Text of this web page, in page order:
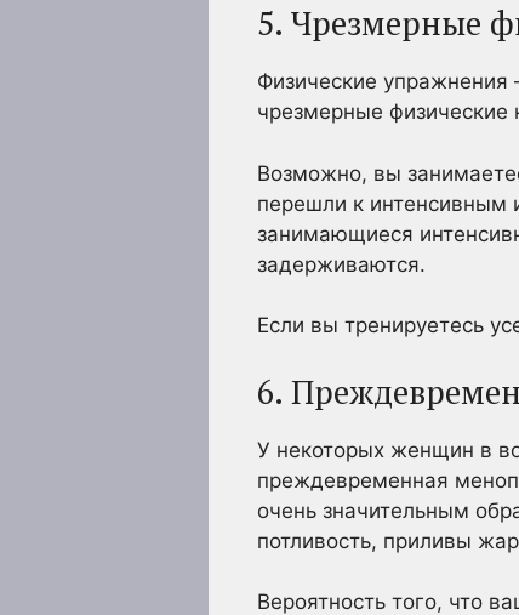
5. Чрезмерные
Физические упражнения
чрезмерные физические
Возможно, вы
перешли к
занимающиеся
задерживаются.
Если вы тренируетесь
6.
У некоторых женщин в
преждевременная
очень значительным
потливость, приливы
Вероятность того, что